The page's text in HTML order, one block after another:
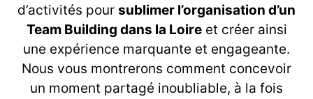
d’activités pour sublimer l’organisation d’un
Team Building dans la Loireet créer ainsi
une expérience marquante et engageante.
Nous vous montrerons comment concevoir
un moment partagé inoubliable, à la fois